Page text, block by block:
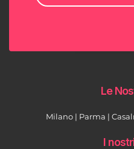
Le
Milano | Parma |
I